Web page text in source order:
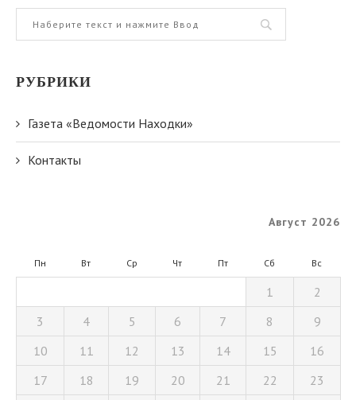
РУБРИКИ
Газета «Ведомости Находки»
Контакты
Август 2026
Пн Вт Ср Чт Пт Сб Вс
1
2
3
4 5 6 7 8
9
10
11 12 13 14 15
16
17
18 19 20 21 22 23